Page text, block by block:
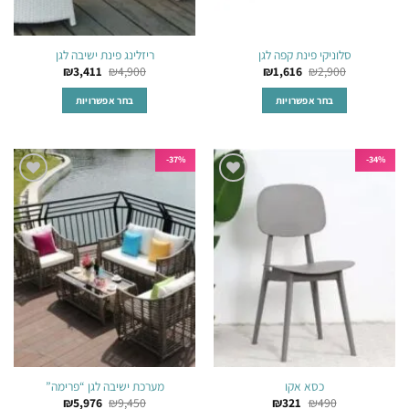
סלוניקי פינת קפה לגן
₪2,900
₪1,616
בחר אפשרויות
לבחור
את
האפשרויות
בעמוד
המוצר
ריזלינג פינת ישיבה לגן
₪4,900
₪3,411
בחר אפשרויות
יש
מספר
סוגים.
ניתן
לבחור
את
האפשרויות
בעמוד
המוצר
34%-
הוסף
לרשימת
המשאלות
כסא אקו
₪490
₪321
37%-
הוסף
לרשימת
המשאלות
מערכת ישיבה לגן “פרימה”
₪9,450
₪5,976